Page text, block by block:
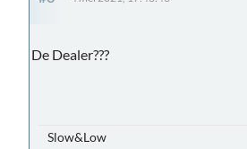
De Dealer???
Slow&Low